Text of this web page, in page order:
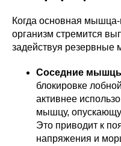
Когда основная
организм стремится
задействуя резервные
Соседние
блокировке
активнее
мышцу,
Это приводит к
напряжения и